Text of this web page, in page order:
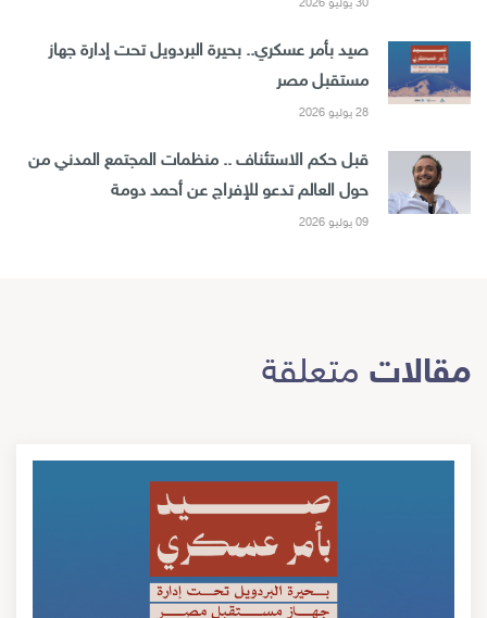
30 يوليو 2026
صيد بأمر عسكري.. بحيرة البردويل تحت إدارة جهاز
مستقبل مصر
28 يوليو 2026
قبل حكم الاستئناف .. منظمات المجتمع المدني من
حول العالم تدعو للإفراج عن أحمد دومة
09 يوليو 2026
مقالات متعلقة